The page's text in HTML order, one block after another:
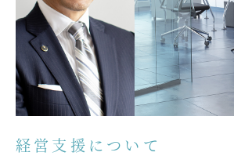
経営支援について